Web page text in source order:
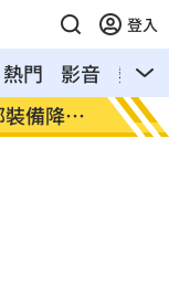
登入
熱門 影音
熱搜
備降風
學霸